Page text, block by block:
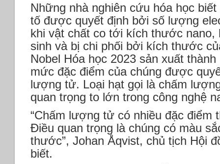
Những nhà nghiên cứu hóa học
tố được quyết định bởi số lượng
khi vật chất co tới kích thước
sinh và bị chi phối bởi kích thước
Nobel Hóa học 2023 sản xuất
mức đặc điểm của chúng được
lượng tử. Loại hạt gọi là chấm
quan trọng to lớn trong công nghệ
“Chấm lượng tử có nhiều đặc điểm
Điều quan trọng là chúng có màu
thước”, Johan Åqvist, chủ tịch Hội
biết.